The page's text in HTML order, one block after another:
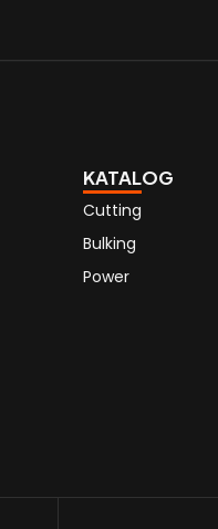
KATALOG
Cutting
Bulking
Power